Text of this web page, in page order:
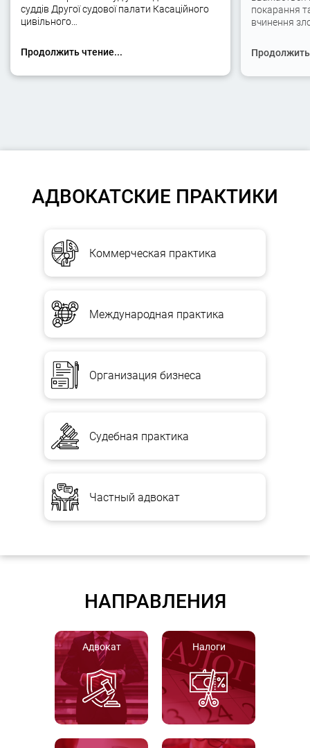
суддів Другої судової палати Касаційного
цивільного…
Продолжить чтение...
покарання
вчинення
АДВОКАТСКИЕ ПРАКТИКИ
Коммерческая практика
Международная практика
Организация бизнеса
Судебная практика
Частный адвокат
НАПРАВЛЕНИЯ
Адвокат Налоги